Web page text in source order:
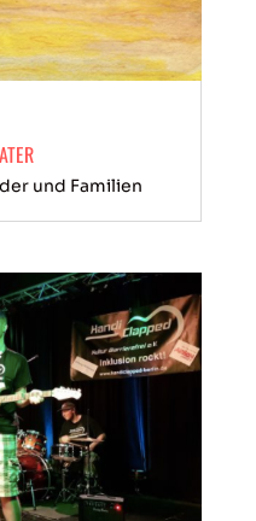
und Familien